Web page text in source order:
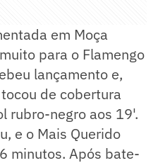
em Moça
para o Flamengo
lançamento e,
de cobertura
rubro-negro aos 19'.
e o Mais Querido
minutos. Após bate-